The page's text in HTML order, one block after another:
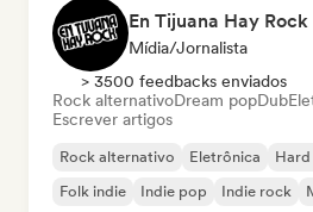
En Tijuana Hay Rock
Mídia/Jornalista
> 3500 feedbacks enviados
Rock alternativoDream popDub
Escrever artigos
Rock alternativo Eletrônica
Folk indie
Indie pop Indie rock